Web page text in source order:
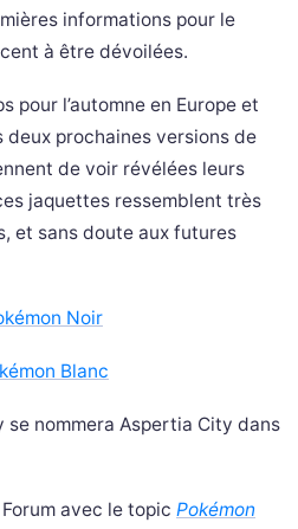
informations pour le
à être dévoilées.
pour l’automne en Europe et
deux prochaines versions de
de voir révélées leurs
jaquettes ressemblent très
et sans doute aux futures
se nommera Aspertia City dans
avec le topic Pokémon